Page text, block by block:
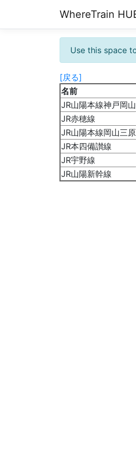
WhereTrain
Use this space
[戻る]
名前
JR山陽本線神戸岡山
JR赤穂線
JR山陽本線岡山三原
JR本四備讃線
JR宇野線
JR山陽新幹線